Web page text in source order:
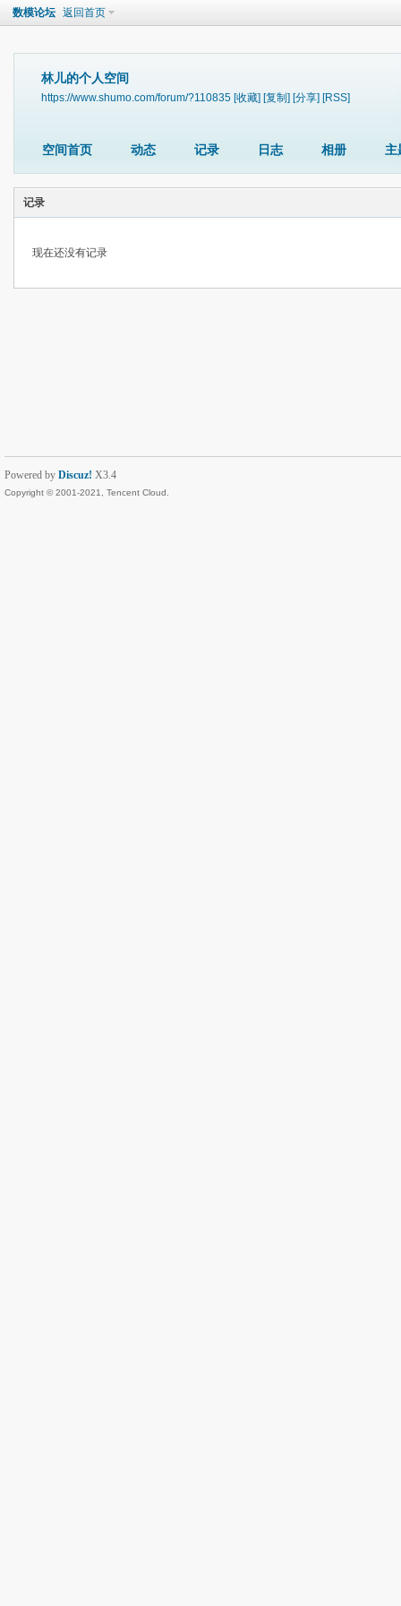
数模论坛 返回首页
林儿的个人空间
https://www.shumo.com/forum/?110835 [收藏] [复制] [分享] [RSS]
空间首页 动态 记录 日志 相册 主
记录
现在还没有记录
Powered by Discuz! X3.4
Copyright © 2001-2021, Tencent Cloud.